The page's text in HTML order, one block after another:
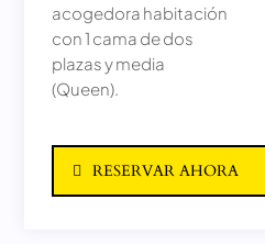
acogedora habitación
con 1 cama de dos
plazas y media
(Queen).
RESERVAR AHORA